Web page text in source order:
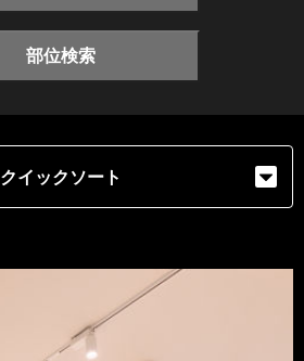
部位検索
クイックソート